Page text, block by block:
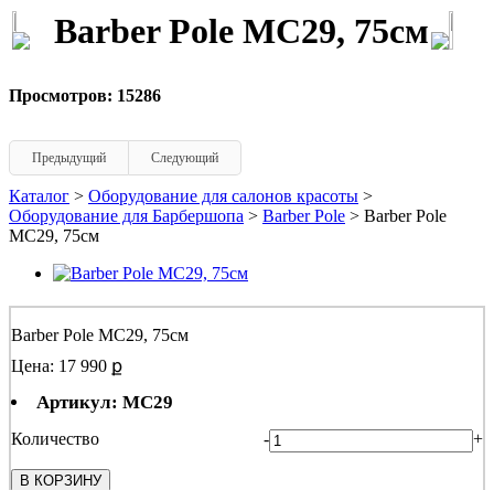
Barber Pole MC29, 75см
Просмотров: 15286
Предыдущий Следующий
Каталог > Оборудование для салонов красоты >
Оборудование для Барбершопа > Barber Pole > Barber Pole
MC29, 75см
Barber Pole MC29, 75см
Цена: 17 990 ք
Артикул: MC29
Количество - +
В КОРЗИНУ